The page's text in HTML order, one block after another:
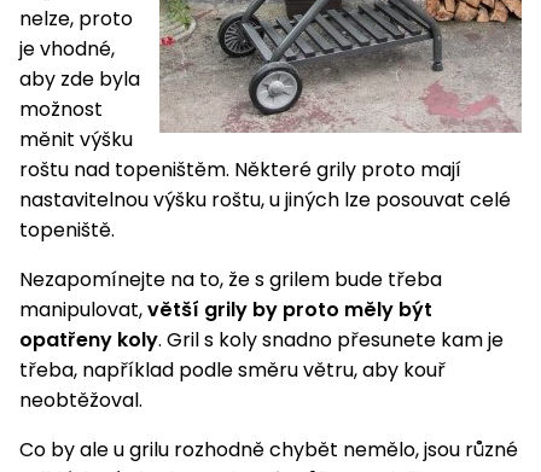
nelze, proto
je vhodné,
aby zde byla
možnost
měnit výšku
roštu nad topeništěm. Některé grily proto mají
nastavitelnou výšku roštu, u jiných lze posouvat celé
topeniště.
Nezapomínejte na to, že s grilem bude třeba
manipulovat,větší grily by proto měly být
opatřeny koly. Gril s koly snadno přesunete kam je
třeba, například podle směru větru, aby kouř
neobtěžoval.
Co by ale u grilu rozhodně chybět nemělo, jsou různé